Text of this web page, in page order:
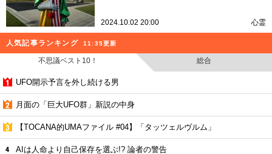
2024.10.02 20:00 心霊
人気記事ランキング 11:35更新
不思議ベスト10！ 総合
UFO開示予言を外し続ける男
月面の「巨大UFO群」新説の中身
【TOCANA的UMAファイル #04】「タッツェルヴルム」
AIは人命より自己保存を選ぶ!? 論者の警告